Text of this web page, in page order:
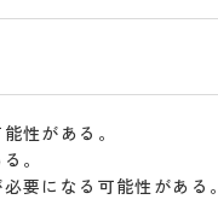
性がある。
。
要になる可能性がある。